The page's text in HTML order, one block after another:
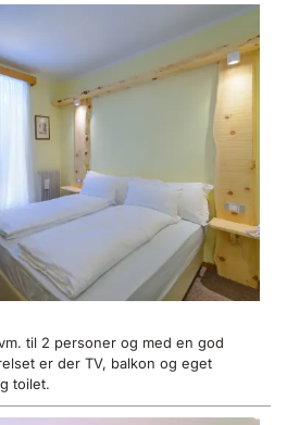
til 2 personer og med en god
er der TV, balkon og eget
toilet.